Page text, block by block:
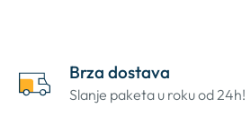
Brza dostava
Slanje paketa u roku od 24h!